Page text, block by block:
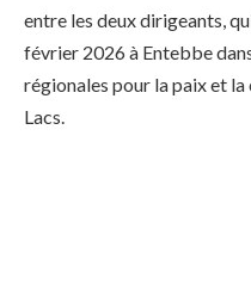
entre les deux dirigeants,
février 2026 à Entebbe
régionales pour la paix et
Lacs.